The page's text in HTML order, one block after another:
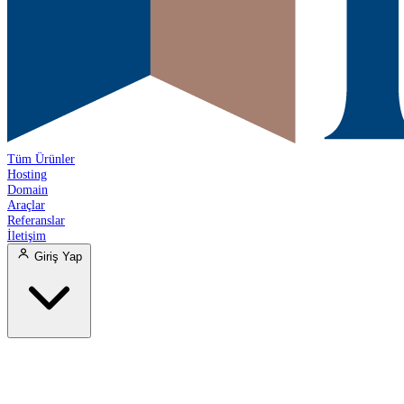
Tüm Ürünler
Hosting
Domain
Araçlar
Referanslar
İletişim
Giriş Yap